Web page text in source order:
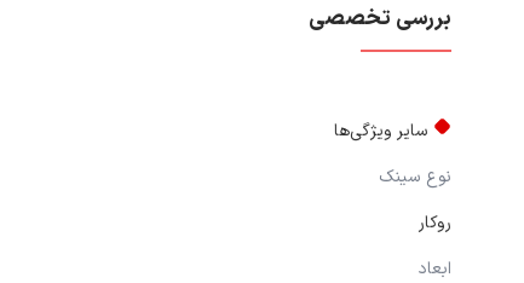
بررسی تخصصی
سایر ویژگی‌ها
نوع سینک
روکار
ابعاد